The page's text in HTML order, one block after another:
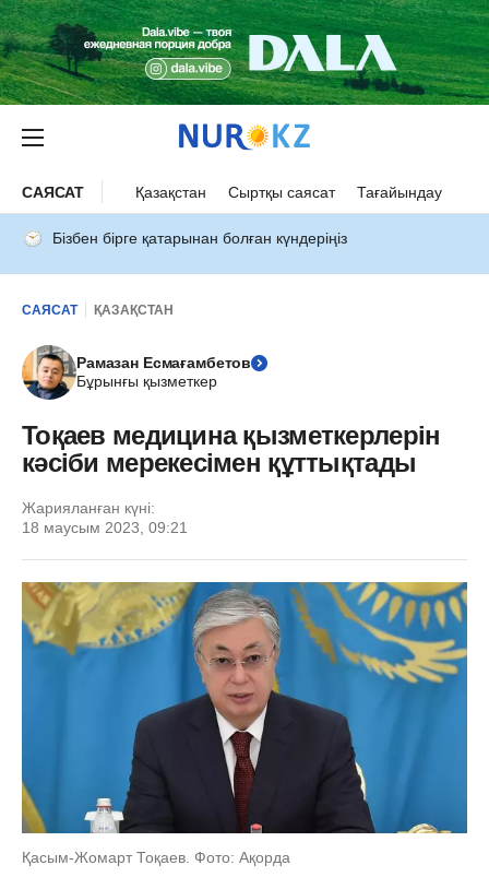
САЯСАТ Қазақстан Сыртқы саясат Тағайындау
Бізбен бірге қатарынан болған күндеріңіз
САЯСАТ ҚАЗАҚСТАН
Рамазан Есмағамбетов
Бұрынғы қызметкер
Тоқаев медицина қызметкерлерін
кәсіби мерекесімен құттықтады
Жарияланған күні:
18 маусым 2023, 09:21
Қасым-Жомарт Тоқаев. Фото: Ақорда